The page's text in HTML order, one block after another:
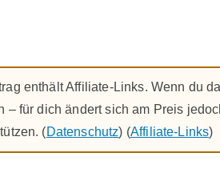
enthält Affiliate-Links. Wenn du
– für dich ändert sich am Preis
(Datenschutz) (Affiliate-Links)